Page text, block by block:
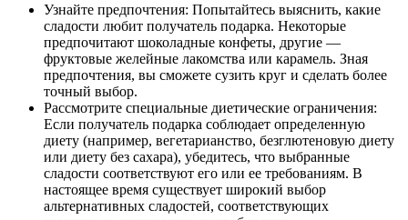
Узнайте предпочтения: Попытайтесь выяснить, какие
сладости любит получатель подарка. Некоторые
предпочитают шоколадные конфеты, другие —
фруктовые желейные лакомства или карамель. Зная
предпочтения, вы сможете сузить круг и сделать более
точный выбор.
Рассмотрите специальные диетические ограничения:
Если получатель подарка соблюдает определенную
диету (например, вегетарианство, безглютеновую диету
или диету без сахара), убедитесь, что выбранные
сладости соответствуют его или ее требованиям. В
настоящее время существует широкий выбор
альтернативных сладостей, соответствующих